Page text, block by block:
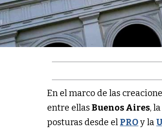
En el marco de las
entre ellasBuenos Aires,
posturas desde el PROy la